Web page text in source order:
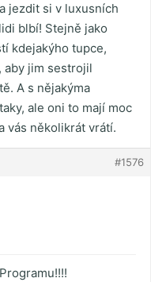
jezdit si v luxusních
blbí! Stejně jako
kdejakýho tupce,
aby jim sestrojil
A s nějakýma
ale oni to mají moc
vás několikrát vrátí.
#1576